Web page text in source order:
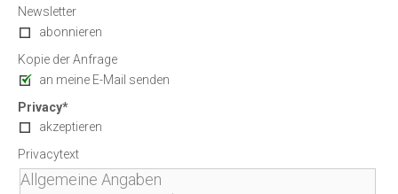
Newsletter
abonnieren
Kopie der Anfrage
an meine E-Mail senden
Privacy*
akzeptieren
Privacytext